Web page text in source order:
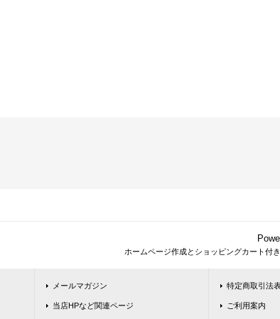
ホームページ作成とショッピングカート付
メールマガジン
当店HPなど関連ページ
特定商取引法
ご利用案内